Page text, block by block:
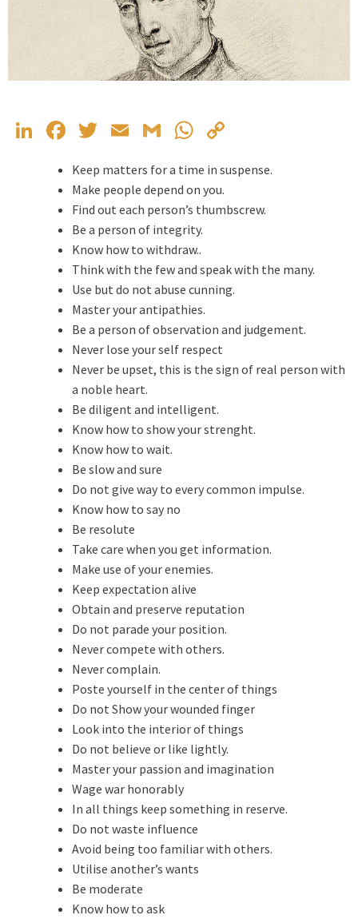
LinkedIn
Facebook
Twitter
EmailGmailWhatsApp
Keep matters for a time in suspense.
Make people depend on you.
Find out each person’s thumbscrew.
Be a person of integrity.
Know how to withdraw..
Think with the few and speak with the many.
Use but do not abuse cunning.
Master your antipathies.
Be a person of observation and judgement.
Never lose your self respect
Never be upset, this is the sign of real person with
a noble heart.
Be diligent and intelligent.
Know how to show your strenght.
Know how to wait.
Be slow and sure
Do not give way to every common impulse.
Know how to say no
Be resolute
Take care when you get information.
Make use of your enemies.
Keep expectation alive
Obtain and preserve reputation
Do not parade your position.
Never compete with others.
Never complain.
Poste yourself in the center of things
Do not Show your wounded finger
Look into the interior of things
Do not believe or like lightly.
Master your passion and imagination
Wage war honorably
In all things keep something in reserve.
Do not waste influence
Avoid being too familiar with others.
Utilise another’s wants
Be moderate
Know how to ask